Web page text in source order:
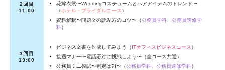
2回目
11:00
花嫁衣裳〜Weddingコスチュームとヘアアイテムのトレンド〜
（ホテル・ブライダルコース ）
資料解釈〜問題文の読み方のコツ〜（公務員学科、公務員速修学
科）
3回目
13:00
ビジネス文書を作成してみよう（ITオフィスビジネスコース）
接遇マナー〜電話応対に挑戦しよう〜（全コース共通）
公務員ミニ模試〜判定は?!〜（公務員学科、公務員速修学科）